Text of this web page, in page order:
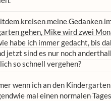
kreisen meine Gedanken
gehen, Mike wird zwei
habe ich immer gedacht, bis
jetzt sind es nur noch
so schnell vergehen?
wenn ich an den
mal einen normalen